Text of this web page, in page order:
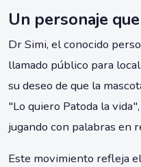
Un personaje
Dr Simi, el conocido
llamado público para
su deseo de que la
"Lo quiero Patoda la
jugando con palabras en
Este movimiento refleja